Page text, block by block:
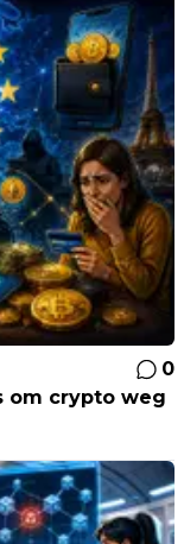
0
om crypto weg